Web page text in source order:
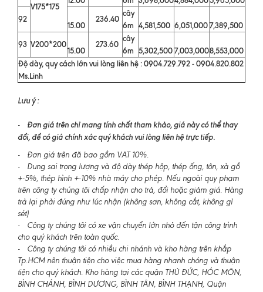
V175*175
92
15.00
236.40
cây
6m 4,581,500 6,051,0007,389,500
93 V200*200
15.00
273.60
cây
6m 5,302,5007,003,0008,553,000
Độ dày, quy cách lớn vui lòng liên hệ : 0904.729.792 - 0904.820.802
Ms.Linh
Lưu ý :
- Đơn giá trên chỉ mang tính chất tham khảo, giá này có thể thay
đổi, để có giá chính xác quý khách vui lòng liên hệ trực tiếp.
- Đơn giá trên đã bao gồm VAT 10%.
- Dung sai trọng lượng và độ dày thép hộp, thép ống, tôn, xà gồ
+-5%, thép hình +-10% nhà máy cho phép. Nếu ngoài quy phạm
trên công ty chúng tôi chấp nhận cho trả, đổi hoặc giảm giá. Hàng
trả lại phải đúng như lúc nhận (không sơn, không cắt, không gỉ
sét)
- Công ty chúng tôi có xe vận chuyển lớn nhỏ đến tận công trình
cho quý khách trên toàn quốc.
- Công ty chúng tôi có nhiều chi nhánh và kho hàng trên khắp
Tp.HCM nên thuận tiện cho việc mua hàng nhanh chóng và thuận
tiện cho quý khách. Kho hàng tại các quận THỦ ĐỨC, HÓC MÔN,
BÌNH CHÁNH, BÌNH DƯƠNG, BÌNH TÂN, BÌNH THẠNH, Quận